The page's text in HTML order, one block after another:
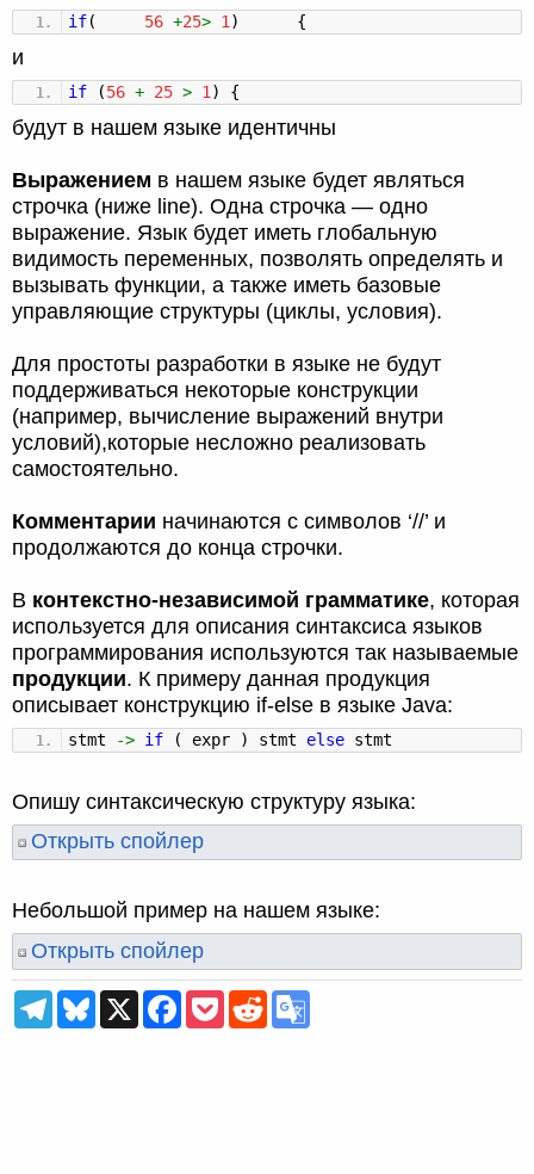
if( 56 +25> 1 ) {
и
if (56 + 25 > 1 ) {
будут в нашем языке идентичны
Выражением в нашем языке будет являться
строчка (ниже line). Одна строчка — одно
выражение. Язык будет иметь глобальную
видимость переменных, позволять определять и
вызывать функции, а также иметь базовые
управляющие структуры (циклы, условия).
Для простоты разработки в языке не будут
поддерживаться некоторые конструкции
(например, вычисление выражений внутри
условий),которые несложно реализовать
самостоятельно.
Комментарии начинаются с символов ‘//’ и
продолжаются до конца строчки.
В контекстно-независимой грамматике, которая
используется для описания синтаксиса языков
программирования используются так называемые
продукции. К примеру данная продукция
описывает конструкцию if-else в языке Java:
stmt -> if ( expr ) stmt else stmt
Опишу синтаксическую структуру языка:
Открыть спойлер
Небольшой пример на нашем языке:
Открыть спойлер
T
B
X
F
P
o
R
e